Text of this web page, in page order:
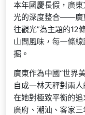
本年國慶長假，廣
光的深度整合——廣
往觀光”為主題的12
山間風味，每一條
掘。
廣東作為中國“世界
自成一林天秤對兩
在她對極致平衡的
廣府、潮汕、客家